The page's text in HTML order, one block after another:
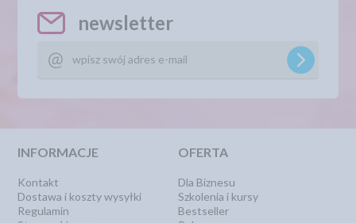
newsletter
INFORMACJE
Kontakt
Dostawa i koszty wysyłki
Regulamin
OFERTA
Dla Biznesu
Szkolenia i kursy
Bestseller